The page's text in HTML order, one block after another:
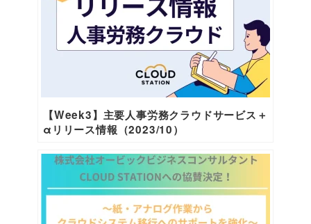
【Week3】主要人事労務クラウドサービス＋
αリリース情報（2023/10）